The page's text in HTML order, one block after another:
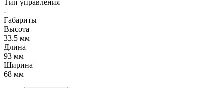
Тип управления
-
Габариты
Высота
33.5 мм
Длина
93 мм
Ширина
68 мм